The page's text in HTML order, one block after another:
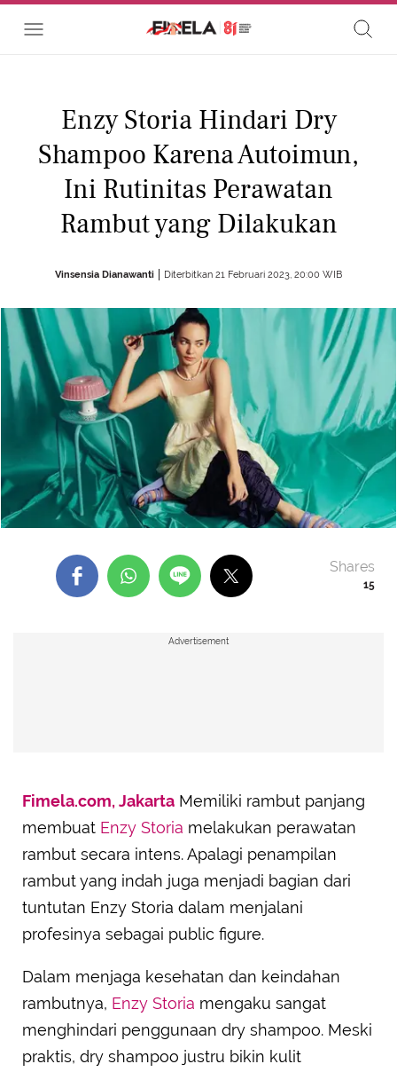
Enzy Storia Hindari Dry
Shampoo Karena Autoimun,
Ini Rutinitas Perawatan
Rambut yang Dilakukan
Vinsensia Dianawanti Diterbitkan 21 Februari 2023, 20:00 WIB
15
Shares
Advertisement
Fimela.com, Jakarta Memiliki rambut panjang
membuat Enzy Storia melakukan perawatan
rambut secara intens. Apalagi penampilan
rambut yang indah juga menjadi bagian dari
tuntutan Enzy Storia dalam menjalani
profesinya sebagai public figure.
Dalam menjaga kesehatan dan keindahan
rambutnya, Enzy Storia mengaku sangat
menghindari penggunaan dry shampoo. Meski
praktis, dry shampoo justru bikin kulit